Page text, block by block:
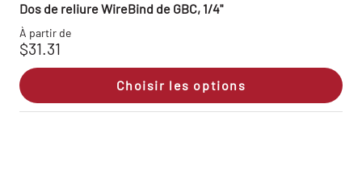
Dos de reliure WireBind de GBC, 1/4"
À partir de
$31.31
Choisir les options